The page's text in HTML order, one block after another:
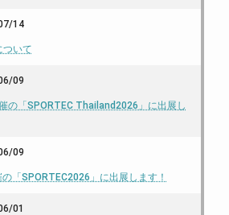
14
ついて
09
の「SPORTEC Thailand2026」に出展し
09
「SPORTEC2026」に出展します！
01